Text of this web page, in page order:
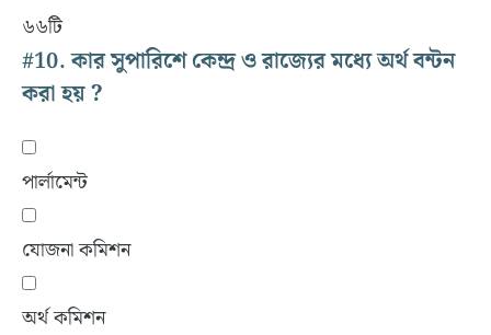
৬৬টি
#10.কার সুপারিশে কেন্দ্র ও রাজ্যের মধ্যে অর্থ বন্টন
করা হয় ?
পার্লামেন্ট
যোজনা কমিশন
অর্থ কমিশন